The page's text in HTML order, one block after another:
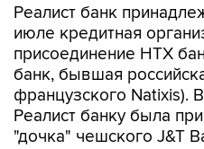
Реалист банк
июле кредитная
присоединение НТХ
банк, бывшая
французского Natixis).
Реалист банку была
"дочка" чешского J&T